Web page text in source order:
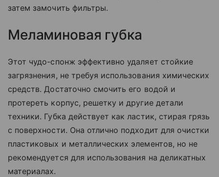
затем замочить фильтры.
Меламиновая губка
Этот чудо-спонж эффективно удаляет стойкие
загрязнения, не требуя использования химических
средств. Достаточно смочить его водой и
протереть корпус, решетку и другие детали
техники. Губка действует как ластик, стирая грязь
с поверхности. Она отлично подходит для очистки
пластиковых и металлических элементов, но не
рекомендуется для использования на деликатных
материалах.